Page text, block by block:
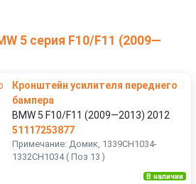
5 серия F10/F11 (2009—
Кронштейн усилителя переднего
бампера
BMW 5 F10/F11 (2009—2013) 2012
51117253877
Примечание: Домик, 1339CH1034-
1332CH1034 ( Поз 13 )
В наличии